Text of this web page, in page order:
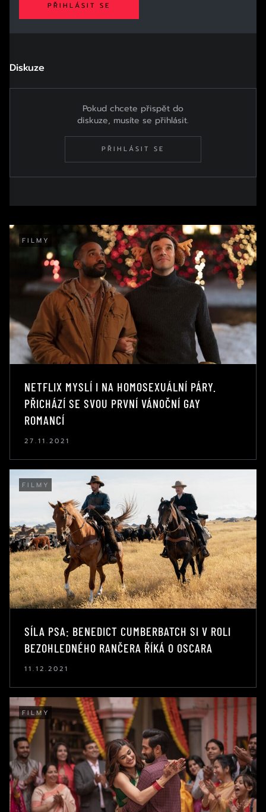
PŘIHLÁSIT SE
Diskuze
Pokud chcete přispět do
diskuze, musíte se přihlásit.
PŘIHLÁSIT SE
FILMY
NETFLIX MYSLÍ I NA HOMOSEXUÁLNÍ PÁRY.
PŘICHÁZÍ SE SVOU PRVNÍ VÁNOČNÍ GAY
ROMANCÍ
27.11.2021
FILMY
SÍLA PSA: BENEDICT CUMBERBATCH SI V ROLI
BEZOHLEDNÉHO RANČERA ŘÍKÁ O OSCARA
11.12.2021
FILMY